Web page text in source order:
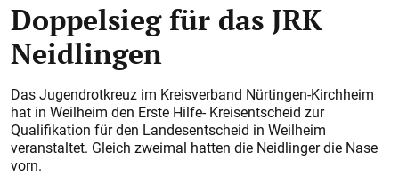
Doppelsieg für das JRK
Neidlingen
Das Jugendrotkreuz im Kreisverband Nürtingen-Kirchheim
hat in Weilheim den Erste Hilfe- Kreisentscheid zur
Qualifikation für den Landesentscheid in Weilheim
veranstaltet. Gleich zweimal hatten die Neidlinger die Nase
vorn.